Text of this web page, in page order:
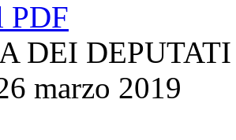
PDF
DEI DEPUTATI
marzo 2019